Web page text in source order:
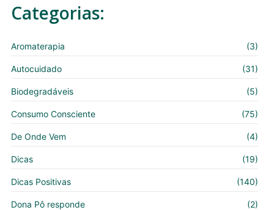
Categorias:
Aromaterapia (3)
Autocuidado (31)
Biodegradáveis (5)
Consumo Consciente (75)
De Onde Vem (4)
Dicas (19)
Dicas Positivas (140)
Dona Pô responde (2)